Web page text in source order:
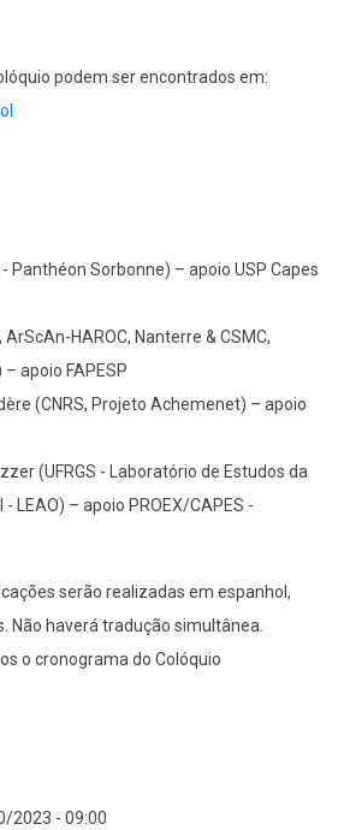
podem ser encontrados em:
Panthéon Sorbonne) – apoio USP Capes
ArScAn-HAROC, Nanterre & CSMC,
apoio FAPESP
(CNRS, Projeto Achemenet) – apoio
(UFRGS - Laboratório de Estudos da
LEAO) – apoio PROEX/CAPES -
serão realizadas em espanhol,
Não haverá tradução simultânea.
o cronograma do Colóquio
2023 - 09:00